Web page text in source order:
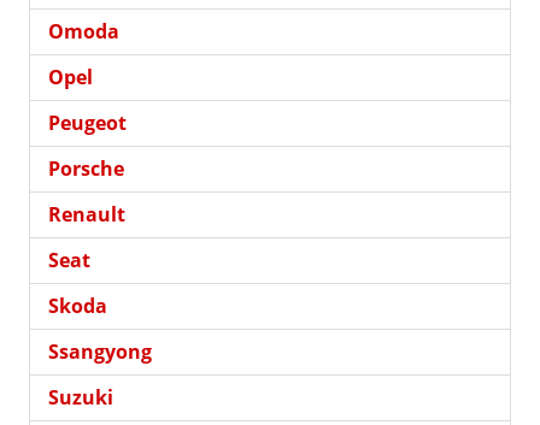
Omoda
Opel
Peugeot
Porsche
Renault
Seat
Skoda
Ssangyong
Suzuki